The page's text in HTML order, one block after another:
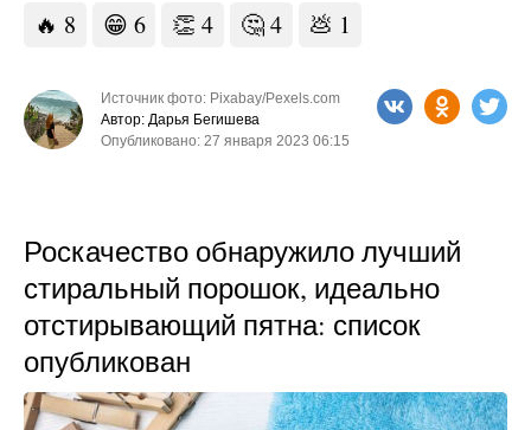
🔥 8 😁 6 👏 4 🤔4 💩 1
Источник фото: Pixabay/Pexels.com
Автор: Дарья Бегишева
Опубликовано: 27 января 2023 06:15
Роскачество обнаружило лучший
стиральный порошок, идеально
отстирывающий пятна: список
опубликован